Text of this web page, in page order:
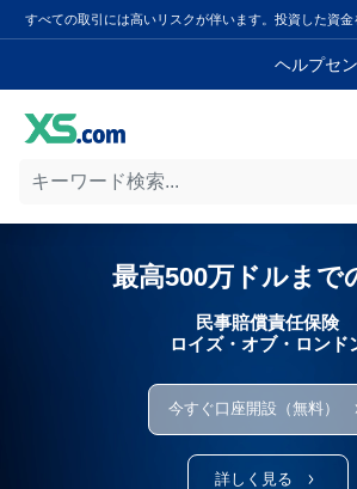
すべての取引には高いリスクが伴います。投資した資金
ヘルプセ
最高500万ドルまで
民事賠償責任保険
ロイズ・オブ・ロンド
今すぐ口座開設（無料）
詳しく見る